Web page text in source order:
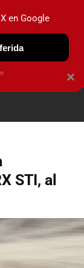
STI, al
×
en Google